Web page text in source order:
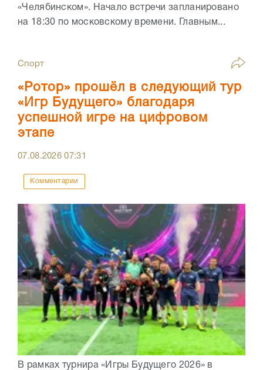
«Челябинском». Начало встречи запланировано
на 18:30 по московскому времени. Главным...
Спорт
«Ротор» прошёл в следующий тур
«Игр Будущего» благодаря
успешной игре на цифровом
этапе
07.08.202607:31
Комментарии
В рамках турнира «Игры Будущего 2026» в